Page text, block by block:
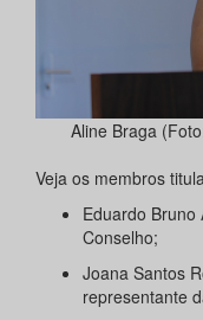
Aline Braga
Veja os membros
Eduardo Bruno
Conselho;
Joana Santos
representante